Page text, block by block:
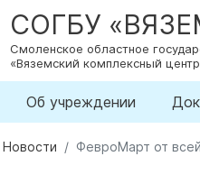
СОГБУ
Смоленское областное
«Вяземский комплексный
Об учреждении
Новости ФевроМарт от